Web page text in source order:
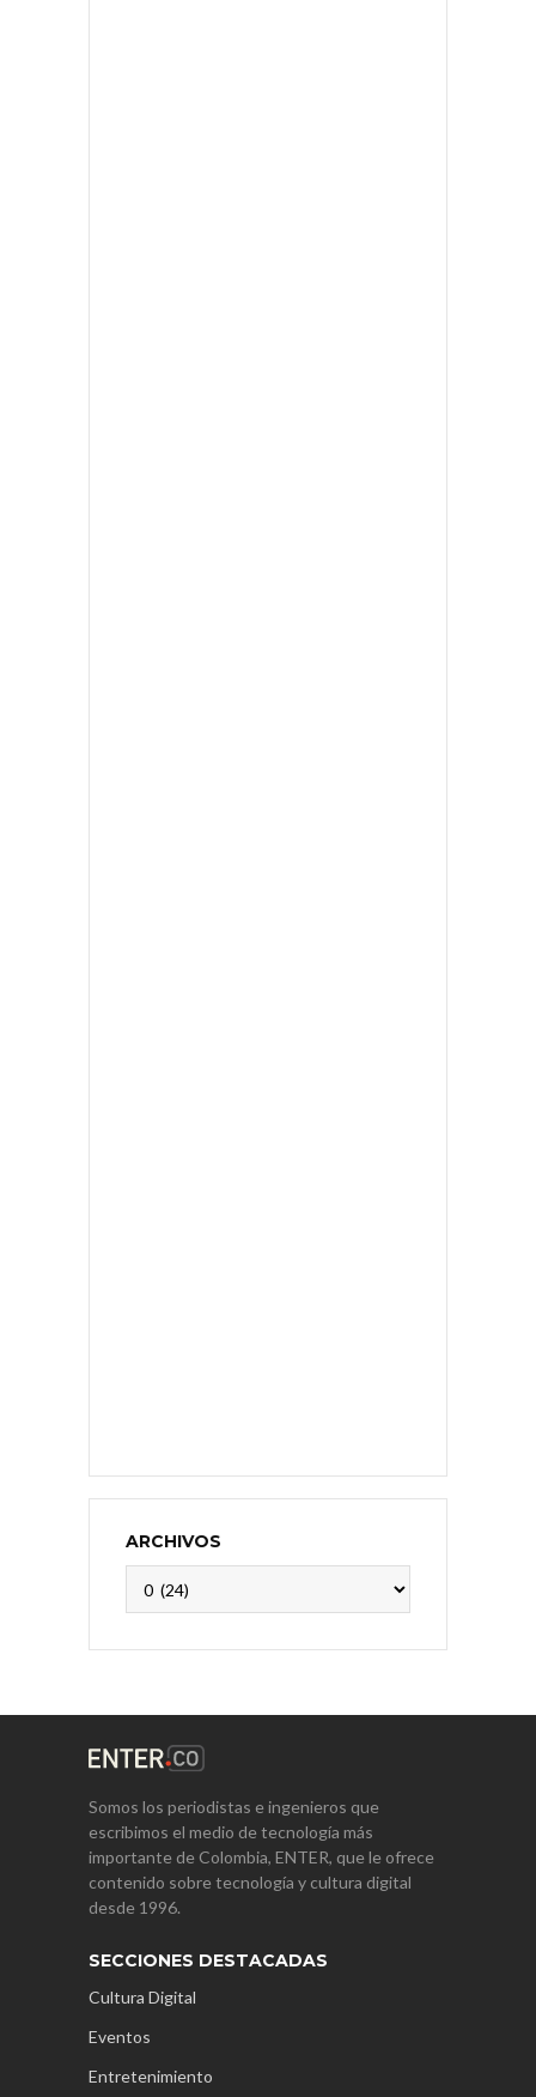
ARCHIVOS
Somos los periodistas e ingenieros que
escribimos el medio de tecnología más
importante de Colombia, ENTER, que le ofrece
contenido sobre tecnología y cultura digital
desde 1996.
SECCIONES DESTACADAS
Cultura Digital
Eventos
Entretenimiento